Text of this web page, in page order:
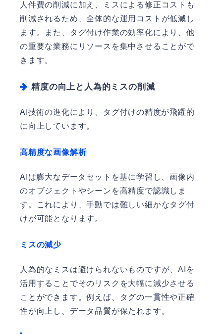
人件費の削減に加え、ミスによる修正コストも
削減されるため、全体的な運用コストが低減し
ます。また、タグ付け作業の効率化により、他
の重要な業務にリソースを集中させることがで
きます。
精度の向上と人為的ミスの削減
AI技術の進化により、タグ付けの精度が飛躍的
に向上しています。
高精度な画像解析
AIは膨大なデータセットを基に学習し、画像内
のオブジェクトやシーンを高精度で認識しま
す。これにより、手動では難しい細かなタグ付
けが可能となります。
ミスの減少
人為的なミスは避けられないものですが、AIを
活用することでそのリスクを大幅に減少させる
ことができます。例えば、タグの一貫性や正確
性が向上し、データ品質が保たれます。